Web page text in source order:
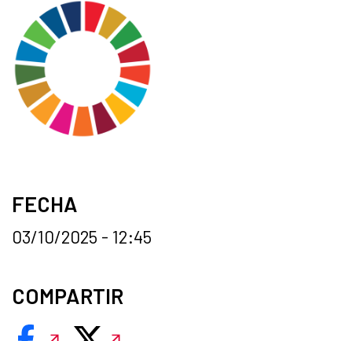
FECHA
03/10/2025 - 12:45
COMPARTIR